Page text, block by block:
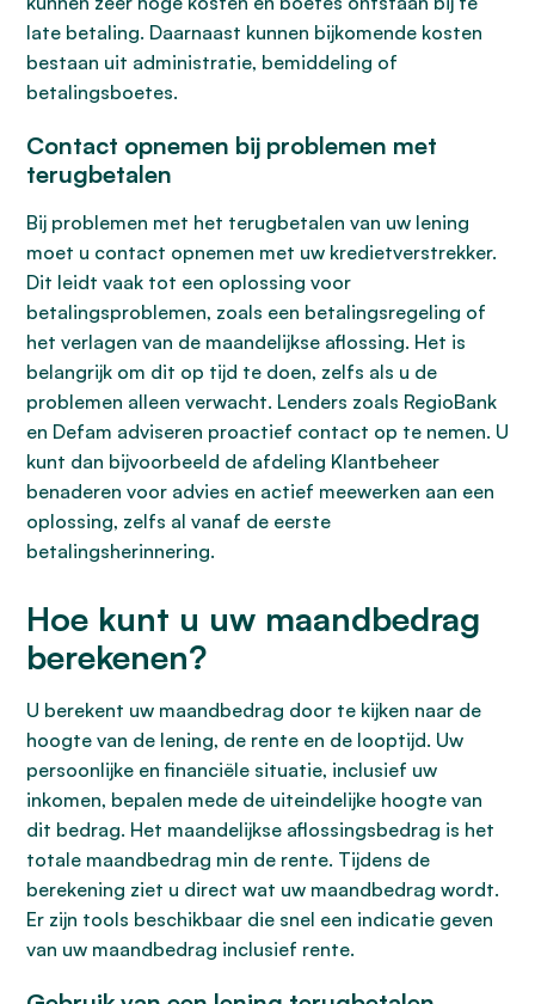
late betaling. Daarnaast kunnen bijkomende kosten
bestaan uit administratie, bemiddeling of
betalingsboetes.
Contact opnemen bij problemen met
terugbetalen
Bij problemen met het terugbetalen van uw lening
moet u contact opnemen met uw kredietverstrekker.
Dit leidt vaak tot een oplossing voor
betalingsproblemen, zoals een betalingsregeling of
het verlagen van de maandelijkse aflossing. Het is
belangrijk om dit op tijd te doen, zelfs als u de
problemen alleen verwacht. Lenders zoals RegioBank
en Defam adviseren proactief contact op te nemen. U
kunt dan bijvoorbeeld de afdeling Klantbeheer
benaderen voor advies en actief meewerken aan een
oplossing, zelfs al vanaf de eerste
betalingsherinnering.
Hoe kunt u uw maandbedrag
berekenen?
U berekent uw maandbedrag door te kijken naar de
hoogte van de lening, de rente en de looptijd. Uw
persoonlijke en financiële situatie, inclusief uw
inkomen, bepalen mede de uiteindelijke hoogte van
dit bedrag. Het maandelijkse aflossingsbedrag is het
totale maandbedrag min de rente. Tijdens de
berekening ziet u direct wat uw maandbedrag wordt.
Er zijn tools beschikbaar die snel een indicatie geven
van uw maandbedrag inclusief rente.